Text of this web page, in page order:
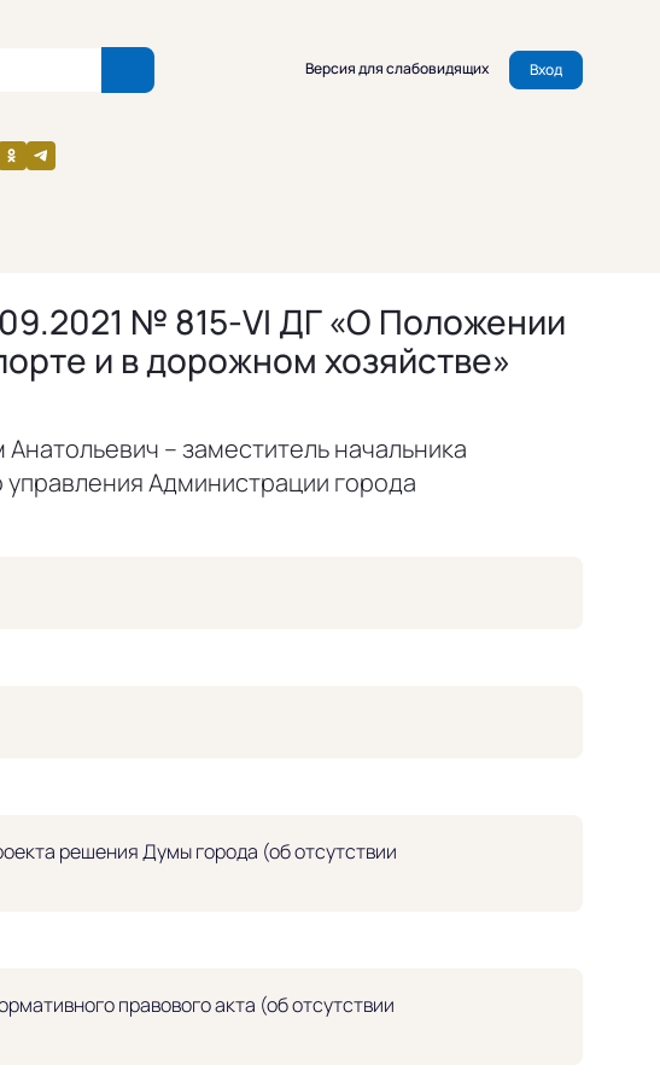
Версия для слабовидящих Вход
№ 815-VI ДГ «О Положении
и в дорожном хозяйстве»
– заместитель начальника
управления Администрации города
решения Думы города (об отсутствии
правового акта (об отсутствии